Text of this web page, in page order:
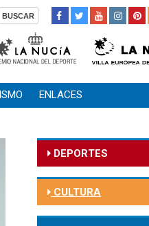
ENLACES
DEPORTES
CULTURA